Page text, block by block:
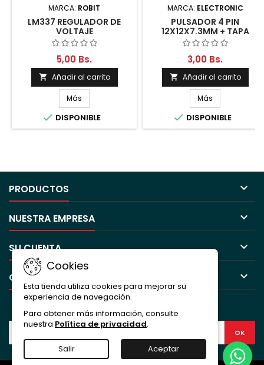
MARCA: ROBIT
LM337 REGULADOR DE
VOLTAJE
5,00 Bs.
 Añadir al carrito
Más
 DISPONIBLE
MARCA: ELECTRONIC
PULSADOR 4 PIN
12X12X7.3MM + TAPA
REDONDA
3,00 Bs.
 Añadir al carrito
Más
 DISPONIBLE
PRODUCTOS 
NUESTRA EMPRESA 
SU CUENTA 
CONTACTO 
Cookies
Esta tienda utiliza cookies para mejorar su
experiencia de navegación.
Para obtener más información, consulte
nuestra Política de privacidad.
Salir Aceptar
BOLETÍN